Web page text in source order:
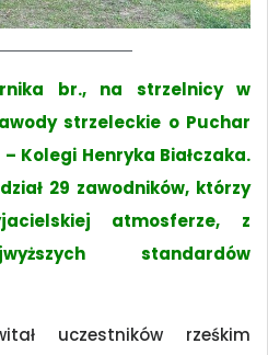
br., na strzelnicy w
strzeleckie o Puchar
Kolegi Henryka Białczaka.
29 zawodników, którzy
atmosferze, z
standardów
uczestników rześkim